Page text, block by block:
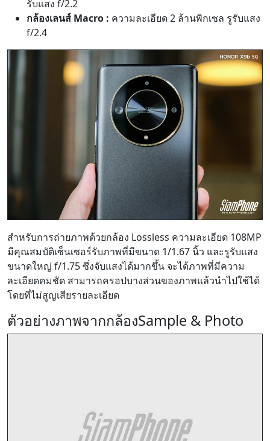
รับแสง f/2.2
กล้องเลนส์ Macro : ความละเอียด 2 ล้านพิกเซล รูรับแสง
f/2.4
สำหรับการถ่ายภาพด้วยกล้อง Lossless ความละเอียด 108MP
มีคุณสมบัติเซ็นเซอร์รับภาพที่มีขนาด 1/1.67 นิ้ว และรูรับแสง
ขนาดใหญ่ f/1.75 ซึ่งจับแสงได้มากขึ้น จะได้ภาพที่มีความ
ละเอียดคมชัด สามารถครอปบางส่วนของภาพแล้วนำไปใช้ได้
โดยที่ไม่สูญเสียรายละเอียด
ตัวอย่างภาพจากกล้องSample & Photo